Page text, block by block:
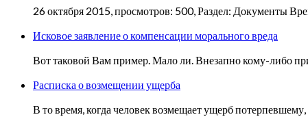
26 октября 2015, просмотров: 500, Раздел: Документы
Исковое заявление о компенсации морального вреда
Вот таковой Вам пример. Мало ли. Внезапно кому-либо
Расписка о возмещении ущерба
В то время, когда человек возмещает ущерб